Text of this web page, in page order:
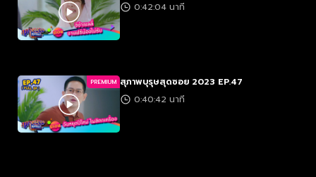
0:42:04 นาที
PREMIUM สุภาพบุรุษสุดซอย 2023 EP.47
0:40:42 นาที